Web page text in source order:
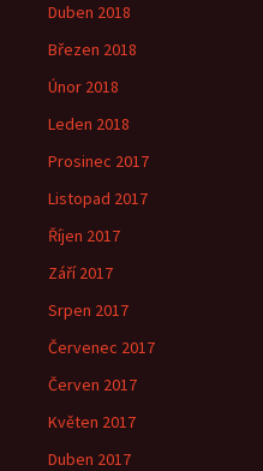
Duben 2018
Březen 2018
Únor 2018
Leden 2018
Prosinec 2017
Listopad 2017
Říjen 2017
Září 2017
Srpen 2017
Červenec 2017
Červen 2017
Květen 2017
Duben 2017